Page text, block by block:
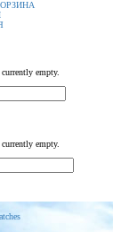
empty.
empty.